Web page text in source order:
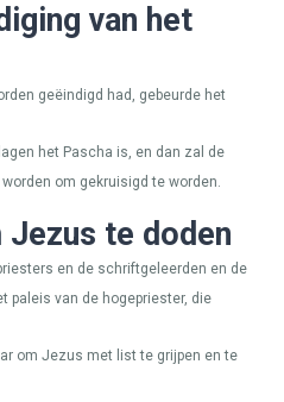
van het
geëindigd had, gebeurde het
het Pascha is, en dan zal de
om gekruisigd te worden.
te doden
en de schriftgeleerden en de
paleis van de hogepriester, die
om Jezus met list te grijpen en te